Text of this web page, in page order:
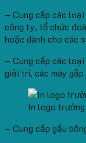
– Cung cấp các
công ty, tổ chức
hoặc dành cho các
– Cung cấp các
giải trí, các máy
In logo
– Cung cấp gấu